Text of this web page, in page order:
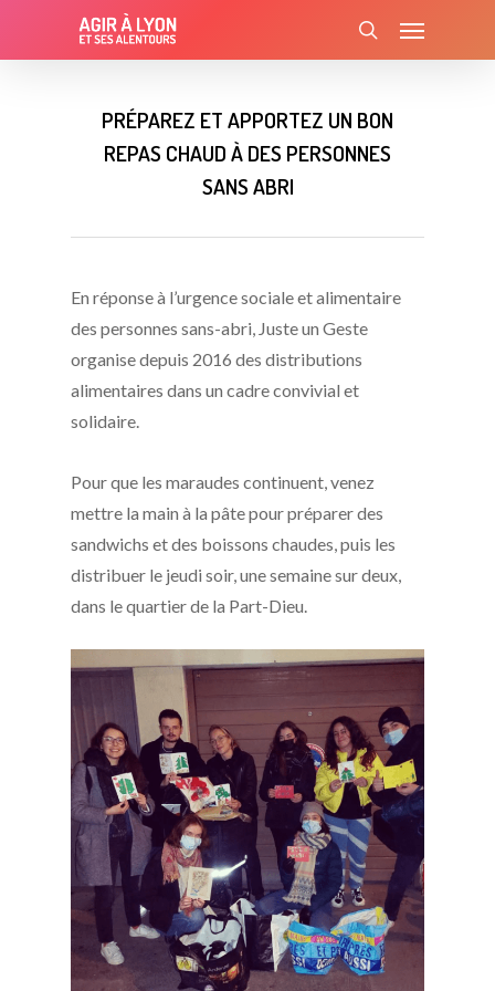
Menu
PRÉPAREZ ET APPORTEZ UN BON
REPAS CHAUD À DES PERSONNES
SANS ABRI
En réponse à l’urgence sociale et alimentaire
des personnes sans-abri, Juste un Geste
organise depuis 2016 des distributions
alimentaires dans un cadre convivial et
solidaire.
Pour que les maraudes continuent, venez
mettre la main à la pâte pour préparer des
sandwichs et des boissons chaudes, puis les
distribuer le jeudi soir, une semaine sur deux,
dans le quartier de la Part-Dieu.